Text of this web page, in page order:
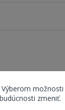
šatni alebo
možnosti
zmeniť.